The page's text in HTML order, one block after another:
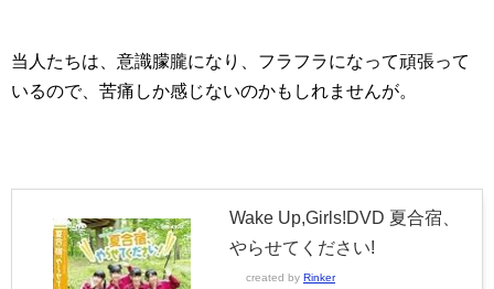
当人たちは、意識朦朧になり、フラフラになって頑張って
いるので、苦痛しか感じないのかもしれませんが。
Wake Up,Girls!DVD 夏合宿、
やらせてください!
created by Rinker